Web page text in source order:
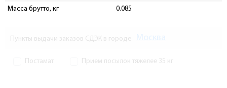
Масса брутто, кг
0.085
Пункты выдачи заказов СДЭК в городе
Постамат Прием посылок тяжелее 35 кг